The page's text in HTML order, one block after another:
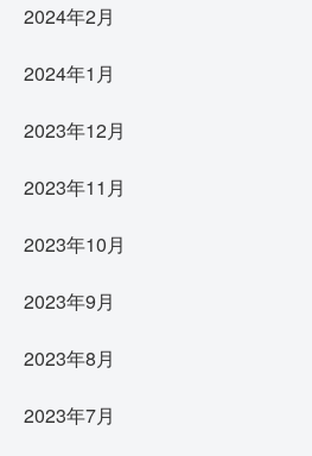
2024年2月
2024年1月
2023年12月
2023年11月
2023年10月
2023年9月
2023年8月
2023年7月